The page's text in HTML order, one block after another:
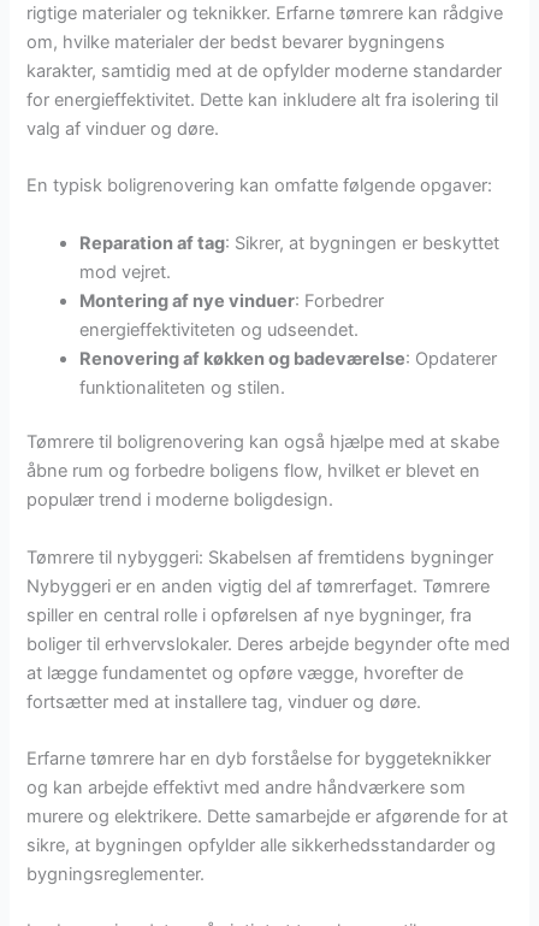
rigtige materialer og teknikker. Erfarne tømrere kan rådgive
om, hvilke materialer der bedst bevarer bygningens
karakter, samtidig med at de opfylder moderne standarder
for energieffektivitet. Dette kan inkludere alt fra isolering til
valg af vinduer og døre.
En typisk boligrenovering kan omfatte følgende opgaver:
Reparation af tag: Sikrer, at bygningen er beskyttet
mod vejret.
Montering af nye vinduer: Forbedrer
energieffektiviteten og udseendet.
Renovering af køkken og badeværelse: Opdaterer
funktionaliteten og stilen.
Tømrere til boligrenovering kan også hjælpe med at skabe
åbne rum og forbedre boligens flow, hvilket er blevet en
populær trend i moderne boligdesign.
Tømrere til nybyggeri: Skabelsen af fremtidens bygninger
Nybyggeri er en anden vigtig del af tømrerfaget. Tømrere
spiller en central rolle i opførelsen af nye bygninger, fra
boliger til erhvervslokaler. Deres arbejde begynder ofte med
at lægge fundamentet og opføre vægge, hvorefter de
fortsætter med at installere tag, vinduer og døre.
Erfarne tømrere har en dyb forståelse for byggeteknikker
og kan arbejde effektivt med andre håndværkere som
murere og elektrikere. Dette samarbejde er afgørende for at
sikre, at bygningen opfylder alle sikkerhedsstandarder og
bygningsreglementer.